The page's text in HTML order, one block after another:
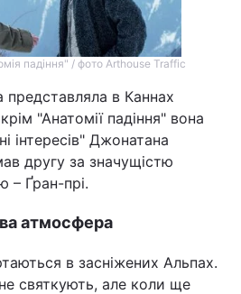
падіння" / фото Arthouse Traffic
в Каннах
"Анатомії падіння" вона
інтересів" Джонатана
другу за значущістю
– Ґран-прі.
атмосфера
в засніжених Альпах.
не святкують, але коли ще